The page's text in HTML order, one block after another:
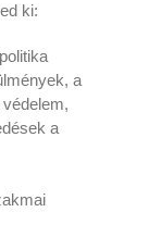
ki:
a
a